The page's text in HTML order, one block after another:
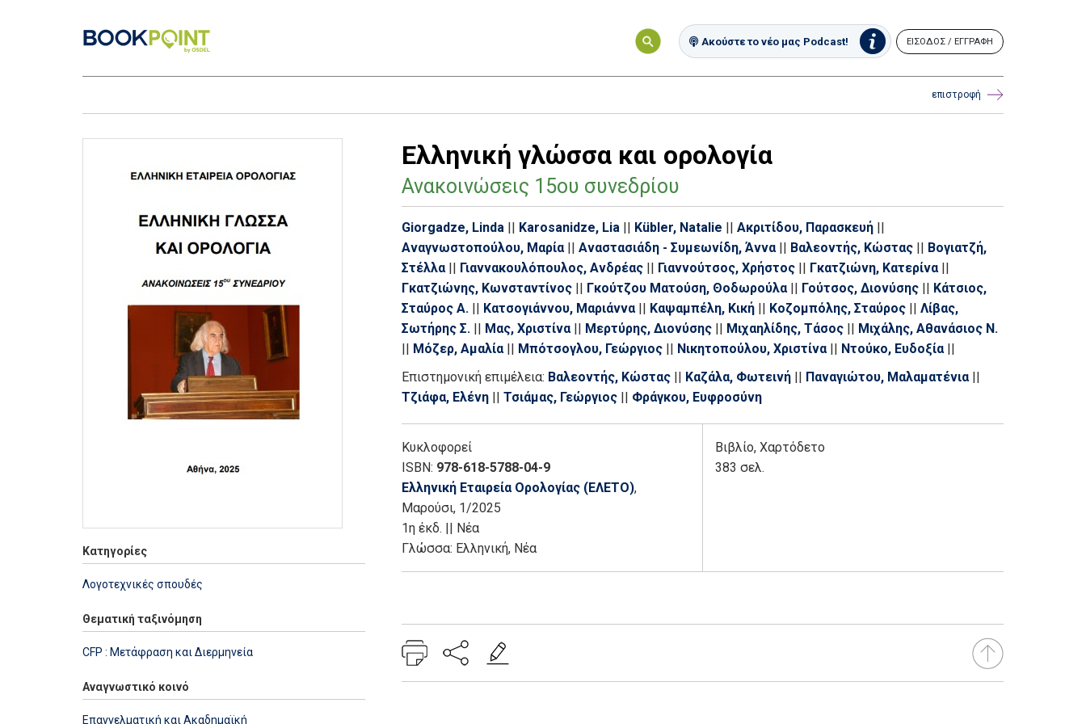
Ακούστε το νέο μας Podcast! ΕΙΣΟΔΟΣ / ΕΓΓΡΑΦΗ
επιστροφή
Κατηγορίες
Λογοτεχνικές σπουδές
Θεματική ταξινόμηση
CFP : Μετάφραση και Διερμηνεία
Αναγνωστικό κοινό
Επαγγελματική και Ακαδημαϊκή
Ελληνική γλώσσα και ορολογία
Ανακοινώσεις 15ου συνεδρίου
Giorgadze, Linda || Karosanidze, Lia || Kübler, Natalie || Ακριτίδου, Παρασκευή ||
Αναγνωστοπούλου, Μαρία || Αναστασιάδη - Συμεωνίδη, Άννα || Βαλεοντής, Κώστας || Βογιατζή,
Στέλλα || Γιαννακουλόπουλος, Ανδρέας || Γιαννούτσος, Χρήστος || Γκατζιώνη, Κατερίνα ||
Γκατζιώνης, Κωνσταντίνος || Γκούτζου Ματούση, Θοδωρούλα || Γούτσος, Διονύσης || Κάτσιος,
Σταύρος Α. || Κατσογιάννου, Μαριάννα || Καψαμπέλη, Κική || Κοζομπόλης, Σταύρος || Λίβας,
Σωτήρης Σ. || Μας, Χριστίνα || Μερτύρης, Διονύσης || Μιχαηλίδης, Τάσος || Μιχάλης, Αθανάσιος Ν.
|| Μόζερ, Αμαλία || Μπότσογλου, Γεώργιος || Νικητοπούλου, Χριστίνα || Ντούκο, Ευδοξία ||
Οικονομίδου, Ρουμπίνη
|| Παναγιώτου, Μαλαματένια Πανταζάρα, Μαβίνα
Παπαϊωάννου,
Μιχαλία || Παπαναγιώτου, Χρήστος || Περγαντής, Μηνάς Τζιάφα, Ελένη Τοράκη, Κατερίνα
Τουβρά, Ζωοπηγή
Τρύφωνα, Νίκη Τσιάμας, Γεώργιος
|| Φραντζή, Κατερίνα Θ. || Χαλεπλίογλου, Άρτεμις || Χριστοπούλου, Αγγελική
Επιστημονική επιμέλεια: Βαλεοντής, Κώστας || Καζάλα, Φωτεινή || Παναγιώτου, Μαλαματένια ||
Τζιάφα, Ελένη || Τσιάμας, Γεώργιος || Φράγκου, Ευφροσύνη
Κυκλοφορεί
ISBN: 978-618-5788-04-9
Ελληνική Εταιρεία Ορολογίας (ΕΛΕΤΟ),
Μαρούσι, 1/2025
1η έκδ. || Νέα
Γλώσσα: Ελληνική, Νέα
Βιβλίο, Χαρτόδετο
383 σελ.